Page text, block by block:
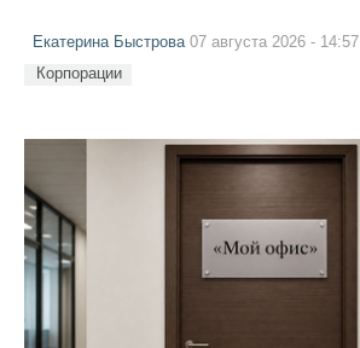
Екатерина Быстрова07 августа 2026 - 14:57
Корпорации